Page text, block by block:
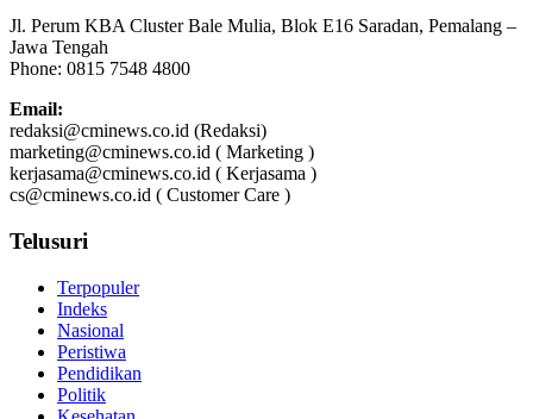
Jl. Perum KBA Cluster Bale Mulia, Blok E16 Saradan, Pemalang –
Jawa Tengah
Phone: 0815 7548 4800
Email:
redaksi@cminews.co.id (Redaksi)
marketing@cminews.co.id ( Marketing )
kerjasama@cminews.co.id ( Kerjasama )
cs@cminews.co.id ( Customer Care )
Telusuri
Terpopuler
Indeks
Nasional
Peristiwa
Pendidikan
Politik